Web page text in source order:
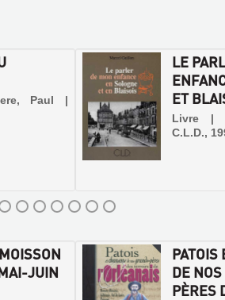
Paul |
LE
ET
Livre |
C.L.D.,
JUIN
PATOIS
DE
PÈRES